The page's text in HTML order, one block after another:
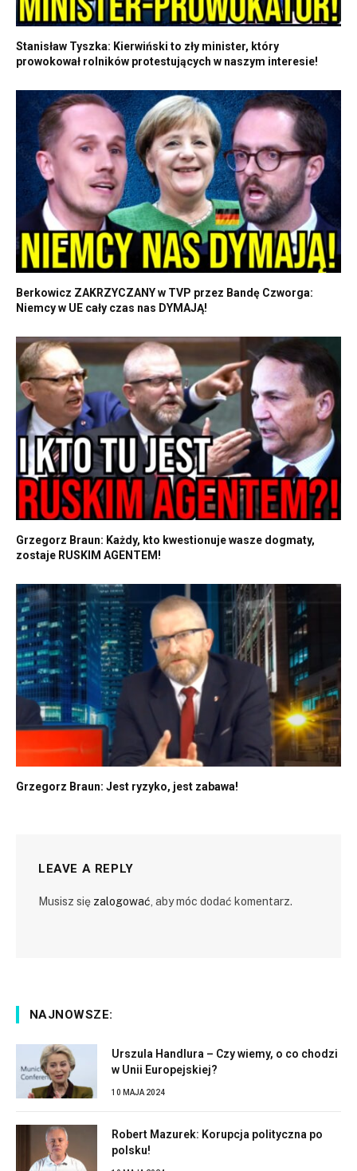
Stanisław Tyszka: Kierwiński to zły minister, który
prowokował rolników protestujących w naszym interesie!
Berkowicz ZAKRZYCZANY w TVP przez Bandę Czworga:
Niemcy w UE cały czas nas DYMAJĄ!
Grzegorz Braun: Każdy, kto kwestionuje wasze dogmaty,
zostaje RUSKIM AGENTEM!
Grzegorz Braun: Jest ryzyko, jest zabawa!
LEAVE A REPLY
Musisz się zalogować , aby móc dodać komentarz.
NAJNOWSZE:
Urszula Handlura – Czy wiemy, o co chodzi
w Unii Europejskiej?
10 MAJA 2024
Robert Mazurek: Korupcja polityczna po
polsku!